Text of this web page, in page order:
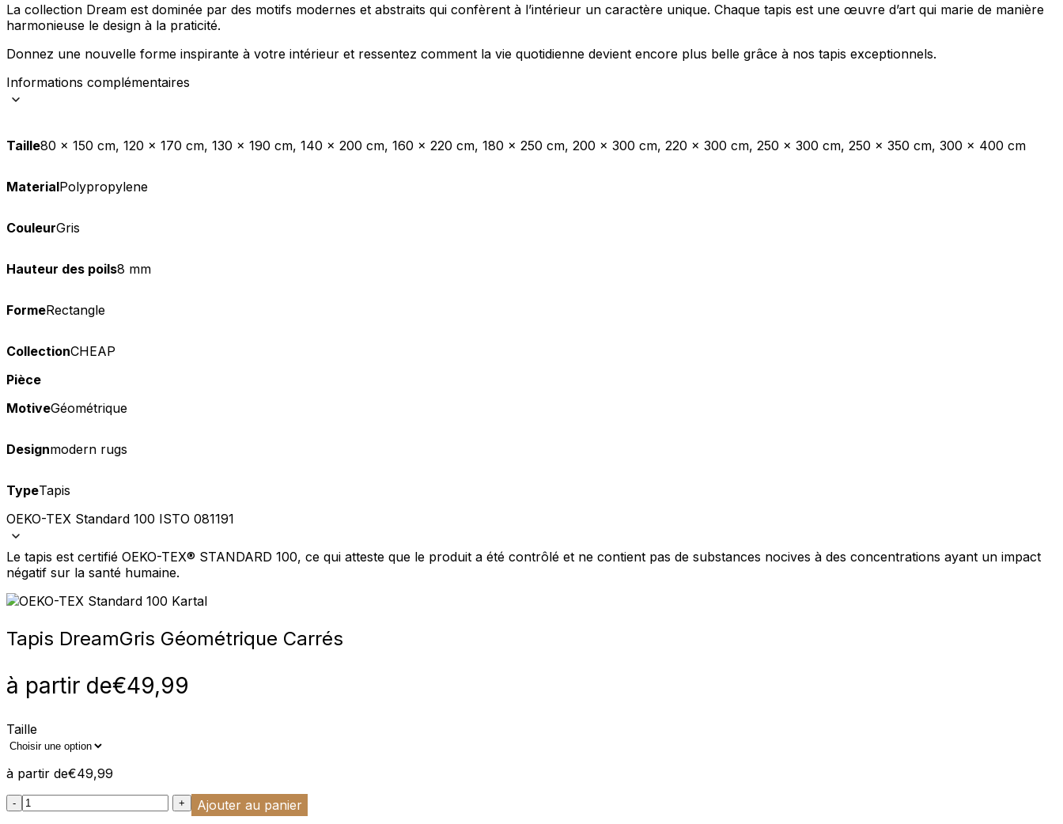
La collection Dream est dominée par des motifs modernes et abstraits qui confèrent à l’intérieur un caractère unique. Chaque tapis est une œuvre d’art qui marie de manière
harmonieuse le design à la praticité.
Donnez une nouvelle forme inspirante à votre intérieur et ressentez comment la vie quotidienne devient encore plus belle grâce à nos tapis exceptionnels.
Informations complémentaires
Taille80 x 150 cm, 120 x 170 cm, 130 x 190 cm, 140 x 200 cm, 160 x 220 cm, 180 x 250 cm, 200 x 300 cm, 220 x 300 cm, 250 x 300 cm, 250 x 350 cm, 300 x 400 cm
MaterialPolypropylene
CouleurGris
Hauteur des poils8 mm
FormeRectangle
CollectionCHEAP
Pièce
MotiveGéométrique
Designmodern rugs
TypeTapis
OEKO-TEX Standard 100 ISTO 081191
Le tapis est certifié OEKO-TEX® STANDARD 100, ce qui atteste que le produit a été contrôlé et ne contient pas de substances nocives à des concentrations ayant un impact
négatif sur la santé humaine.
Tapis DreamGris Géométrique Carrés
à partir de€49,99
Taille
à partir de€49,99
:product_name quantity
- + Ajouter au panier
Nous partageons également des informations sur votre utilisation de notre site avec nos partenaires sociaux, publicitaires et analytiques. Ces
partenaires peuvent combiner ces informations avec d'autres données que vous leur avez fournies ou qu'ils ont collectées lors de votre